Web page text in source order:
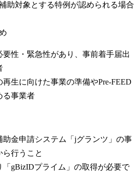
助対象とする特例が認められる場合
性・緊急性があり、事前着手届出
生に向けた事業の準備やPre-FEED
る事業者
助金申請システム「jグランツ」の事
行うこと
「gBizIDプライム」の取得が必要で